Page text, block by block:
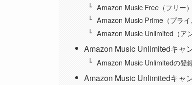
Amazon Music Free（フリー）
Amazon Music Prime（プライ
Amazon Music Unlimited（ア
Amazon Music Unlimitedキャ
Amazon Music Unlimitedの登
Amazon Music Unlimitedキャ